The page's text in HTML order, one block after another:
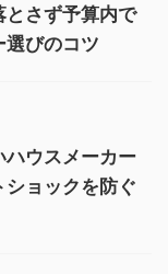
とさず予算内で
選びのコツ
ハウスメーカー
ョックを防ぐ